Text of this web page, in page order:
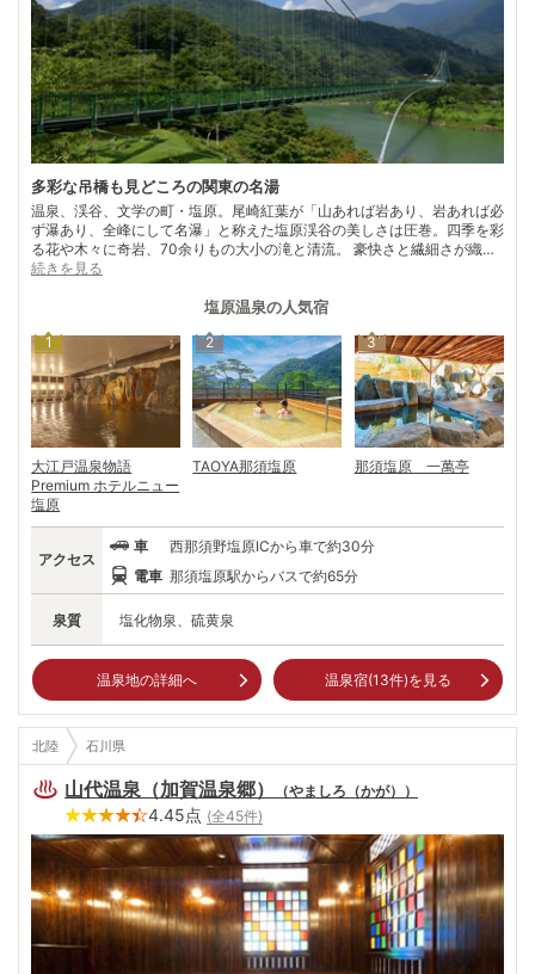
多彩な吊橋も見どころの関東の名湯
温泉、渓谷、文学の町・塩原。尾崎紅葉が「山あれば岩あり、岩あれば必
ず瀑あり、全峰にして名瀑」と称えた塩原渓谷の美しさは圧巻。四季を彩
る花や木々に奇岩、70余りもの大小の滝と清流。 豪快さと繊細さが織り
なす芸術を、遊歩道や日本一の吊り橋「もみじ谷大吊橋」などの個性豊か
ながらの素朴な温泉街あり、緑や乳白色、墨色などの温泉ありと秘湯、名
られた塩原温泉。800年の歴史を持つ妙雲寺は、多くの文学碑が建ち「文
学の森」と呼ばれる名所。目で見て肌で感じた塩原の魅力を、再確認でき
る。
続きを見る
塩原温泉の人気宿
1
大江戸温泉物語
Premium ホテルニュー
塩原
2
TAOYA那須塩原
3
那須塩原 一萬亭
泉質 塩化物泉、硫黄泉
アクセス
車
西那須野塩原ICから車で約30分
電車 那須塩原駅からバスで約65分
温泉地の詳細へ 温泉宿(13件)を見る
北陸 石川県
山代温泉（加賀温泉郷） （やましろ（かが） ）
4.45点 (全45件)